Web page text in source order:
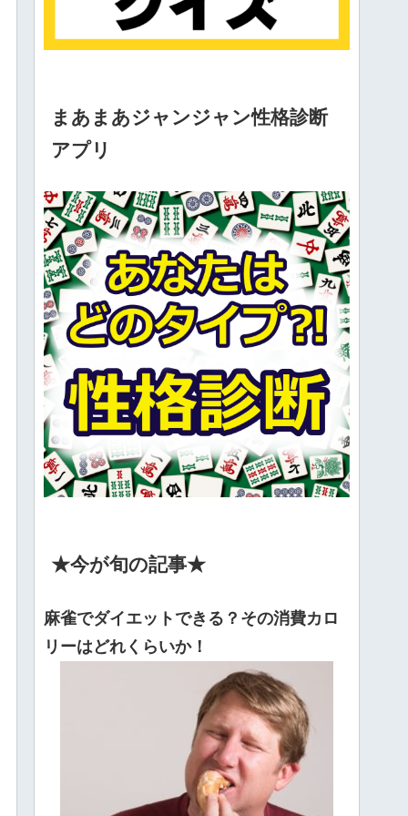
まあまあジャンジャン性格診断
アプリ
★今が旬の記事★
麻雀でダイエットできる？その消費カロ
リーはどれくらいか！